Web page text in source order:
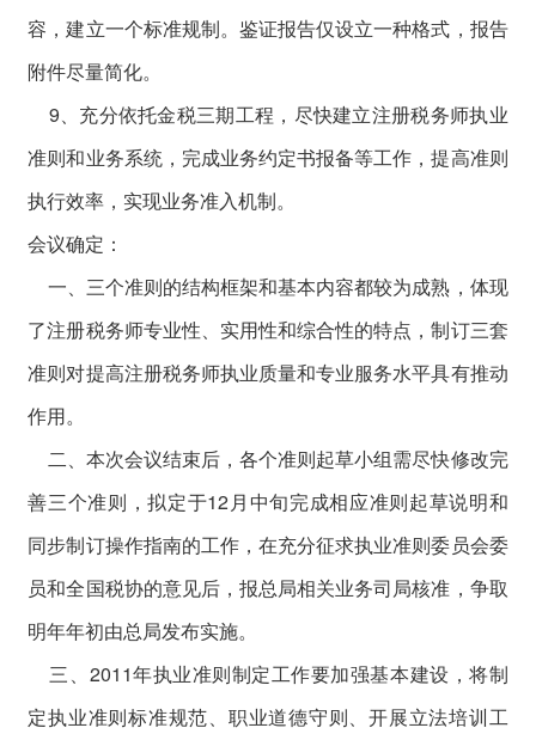
容，建立一个标准规制。鉴证报告仅设立一种格式，报告
附件尽量简化。
9、充分依托金税三期工程，尽快建立注册税务师执业
准则和业务系统，完成业务约定书报备等工作，提高准则
执行效率，实现业务准入机制。
会议确定：
一、三个准则的结构框架和基本内容都较为成熟，体现
了注册税务师专业性、实用性和综合性的特点，制订三套
准则对提高注册税务师执业质量和专业服务水平具有推动
作用。
二、本次会议结束后，各个准则起草小组需尽快修改完
善三个准则，拟定于12月中旬完成相应准则起草说明和
同步制订操作指南的工作，在充分征求执业准则委员会委
员和全国税协的意见后，报总局相关业务司局核准，争取
明年年初由总局发布实施。
三、2011年执业准则制定工作要加强基本建设，将制
定执业准则标准规范、职业道德守则、开展立法培训工